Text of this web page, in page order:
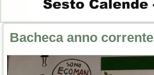
Bacheca anno corrente